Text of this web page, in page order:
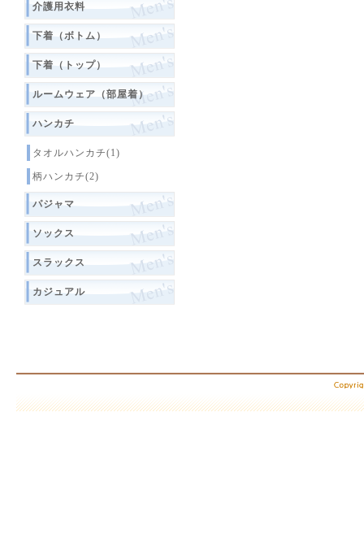
介護用衣料
下着（ボトム）
下着（トップ）
ルームウェア（部屋着）
ハンカチ
タオルハンカチ(1)
柄ハンカチ(2)
パジャマ
ソックス
スラックス
カジュアル